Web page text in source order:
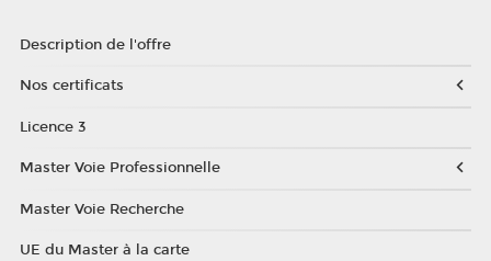
Description de l'offre
Nos certificats
Licence 3
Master Voie Professionnelle
Master Voie Recherche
UE du Master à la carte